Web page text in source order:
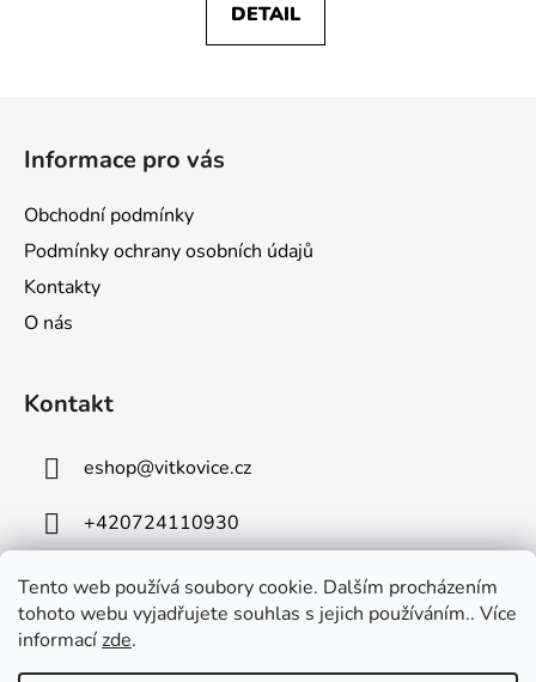
Tento web používá soubory cookie. Dalším procházením
tohoto webu vyjadřujete souhlas s jejich používáním.. Více
informacízde.
DETAIL
Informace pro vás
Obchodní podmínky
Podmínky ochrany osobních údajů
Kontakty
O nás
Kontakt
eshop@vitkovice.cz
+420724110930
VÍTKOVICE, a.s.